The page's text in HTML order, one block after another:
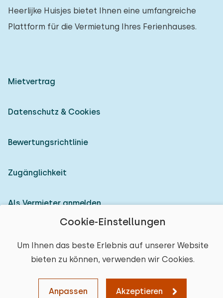
Cookie-Einstellungen
Um Ihnen das beste Erlebnis auf unserer Website
bieten zu können, verwenden wir Cookies.
Anpassen Akzeptieren
Heerlijke Huisjes bietet Ihnen eine umfangreiche
Plattform für die Vermietung Ihres Ferienhauses.
Mietvertrag
Datenschutz & Cookies
Bewertungsrichtlinie
Zugänglichkeit
Als Vermieter anmelden